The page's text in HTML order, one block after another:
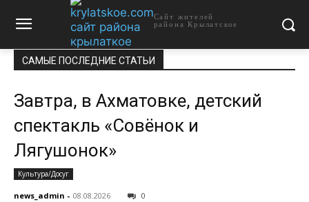
Сайт жителей
района Крылатское
САМЫЕ ПОСЛЕДНИЕ СТАТЬИ
Завтра, в Ахматовке, детский
спектакль «Совёнок и
Лягушонок»
Культура/Досуг
news_admin - 08.08.2026 0